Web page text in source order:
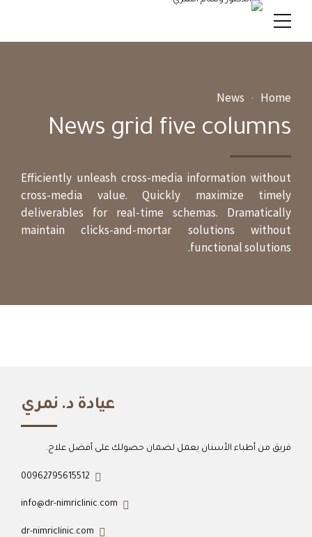
Home
News
News grid five columns
Efficiently unleash cross-media information without
cross-media value. Quickly maximize timely
deliverables for real-time schemas. Dramatically
maintain clicks-and-mortar solutions without
functional solutions.
عيادة د. نمري
فريق من أطباء الأسنان يعمل لضمان حصولك على أفضل علاج.
00962795615512
info@dr-nimriclinic.com
dr-nimriclinic.com